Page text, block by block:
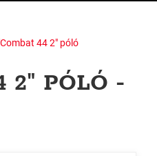
44 2" póló
2" PÓLÓ -